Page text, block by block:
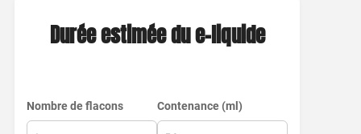
Durée estimée du e-liquide
Nombre de flacons Contenance (ml)